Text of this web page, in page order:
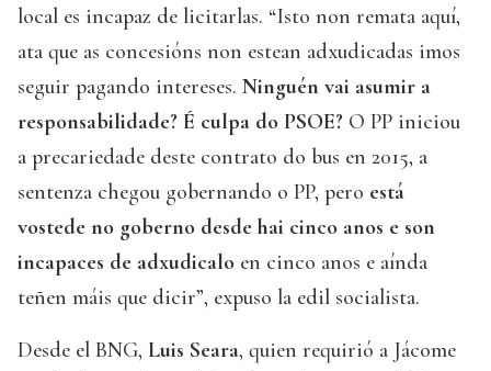
local es incapaz de licitarlas. “Isto non remata aquí,
ata que as concesións non estean adxudicadas imos
seguir pagando intereses. Ninguén vai asumir a
responsabilidade? É culpa do PSOE? O PP iniciou
a precariedade deste contrato do bus en 2015, a
sentenza chegou gobernando o PP, pero está
vostede no goberno desde hai cinco anos e son
incapaces de adxudicalo en cinco anos e aínda
teñen máis que dicir”, expuso la edil socialista.
Desde el BNG, Luis Seara, quien requirió a Jácome